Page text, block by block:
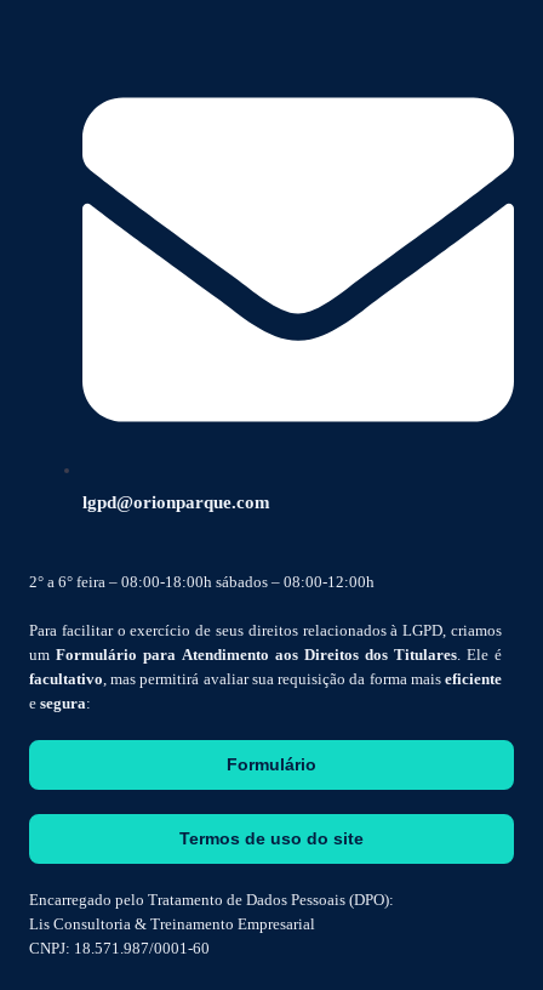
lgpd@orionparque.com
2° a 6° feira – 08:00-18:00h sábados – 08:00-12:00h
Para facilitar o exercício de seus direitos relacionados à LGPD, criamos
um Formulário para Atendimento aos Direitos dos Titulares . Ele é
facultativo , mas permitirá avaliar sua requisição da forma mais eficiente
e segura:
Formulário
Termos de uso do site
Encarregado pelo Tratamento de Dados Pessoais (DPO):
Lis Consultoria & Treinamento Empresarial
CNPJ: 18.571.987/0001-60